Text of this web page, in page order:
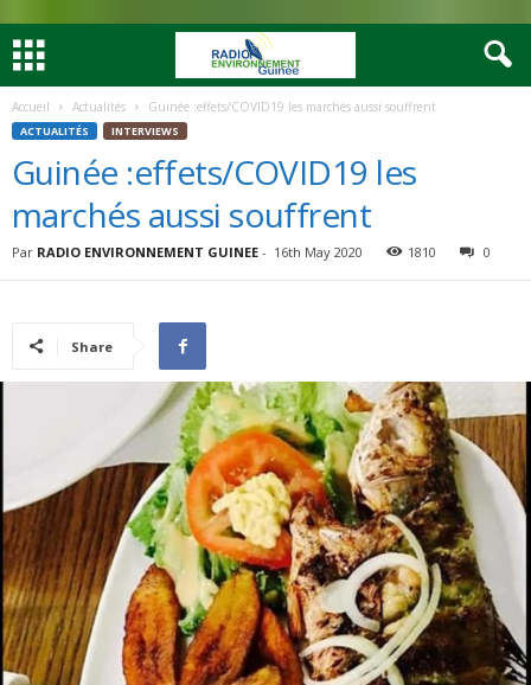
Accueil Actualités Guinée :effets/COVID19 les marchés aussi souffrent
ACTUALITÉS INTERVIEWS
Guinée :effets/COVID19 les
marchés aussi souffrent
Par RADIO ENVIRONNEMENT GUINEE - 16th May 2020 1810 0
Share